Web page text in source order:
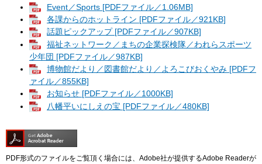
Event／Sports [PDFファイル／1.06MB]
各課からのホットライン [PDFファイル／921KB]
話題ピックアップ [PDFファイル／907KB]
福祉ネットワーク／まちの企業探検隊／われらスポーツ
少年団 [PDFファイル／987KB]
博物館だより／図書館だより／よろこびおくやみ [PDFフ
ァイル／855KB]
お知らせ [PDFファイル／1000KB]
八幡平いにしえの宝 [PDFファイル／480KB]
PDF形式のファイルをご覧頂く場合には、Adobe社が提供するAdobe Readerが